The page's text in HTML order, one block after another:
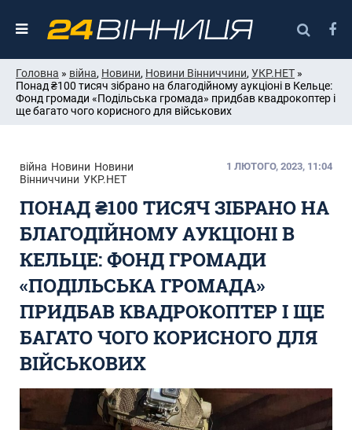
Головна » війна, Новини, Новини Вінниччини, УКР.НЕТ »
Понад ₴100 тисяч зібрано на благодійному аукціоні в Кельце:
Фонд громади «Подільська громада» придбав квадрокоптер і
ще багато чого корисного для військових
війна Новини Новини
Вінниччини УКР.НЕТ
1 ЛЮТОГО, 2023, 11:04
ПОНАД ₴100 ТИСЯЧ ЗІБРАНО НА
БЛАГОДІЙНОМУ АУКЦІОНІ В
КЕЛЬЦЕ: ФОНД ГРОМАДИ
«ПОДІЛЬСЬКА ГРОМАДА»
ПРИДБАВ КВАДРОКОПТЕР І ЩЕ
БАГАТО ЧОГО КОРИСНОГО ДЛЯ
ВІЙСЬКОВИХ